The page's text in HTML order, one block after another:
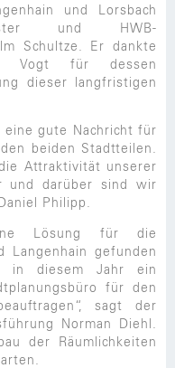
und Lorsbach
und HWB-
Schultze. Er dankte
Vogt für dessen
dieser langfristigen
gute Nachricht für
beiden Stadtteilen.
Attraktivität unserer
und darüber sind wir
Philipp.
Lösung für die
Langenhain gefunden
in diesem Jahr ein
für den
sagt der
Norman Diehl.
der Räumlichkeiten